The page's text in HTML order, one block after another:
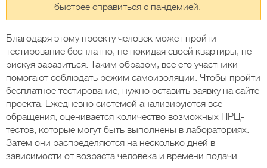
быстрее справиться с пандемией.
Благодаря этому проекту человек может пройти
тестирование бесплатно, не покидая своей квартиры, не
рискуя заразиться. Таким образом, все его участники
помогают соблюдать режим самоизоляции. Чтобы пройти
бесплатное тестирование, нужно оставить заявку на сайте
проекта. Ежедневно системой анализируются все
обращения, оценивается количество возможных ПРЦ-
тестов, которые могут быть выполнены в лабораториях.
Затем они распределяются на несколько дней в
зависимости от возраста человека и времени подачи.